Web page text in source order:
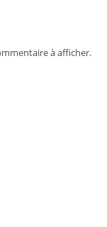
à afficher.